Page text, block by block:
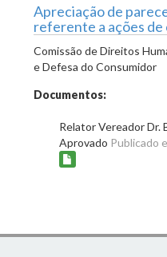
Apreciação de
referente a ações de
Comissão de Direitos
e Defesa do Consumidor
Documentos:
Relator Vereador Dr.
Aprovado Publicado